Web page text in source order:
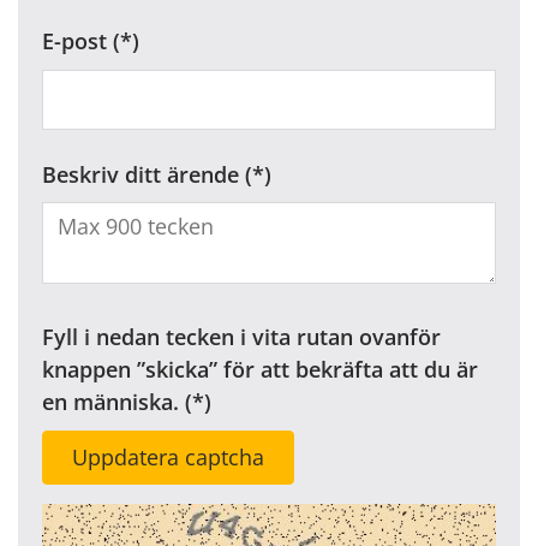
E-post
Beskriv ditt ärende
Fyll i nedan tecken i vita rutan ovanför
knappen ”skicka” för att bekräfta att du är
en människa.
Uppdatera captcha